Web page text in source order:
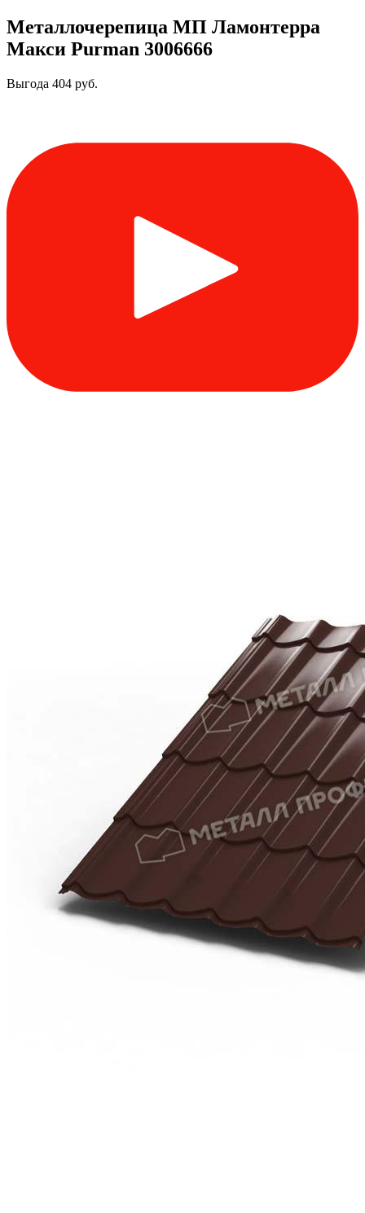
Металлочерепица МП Ламонтерра
Макси Purman 3006666
Выгода 404 руб.